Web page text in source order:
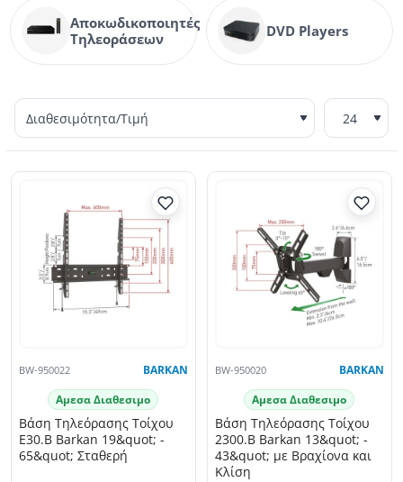
Αποκωδικοποιητές
Τηλεοράσεων
DVD Players
BW-950022 BARKAN
Αμεσα Διαθεσιμο
Βάση Τηλεόρασης Τοίχου
E30.B Barkan 19&quot; -
65&quot; Σταθερή
BW-950020 BARKAN
Αμεσα Διαθεσιμο
Βάση Τηλεόρασης Τοίχου
2300.B Barkan 13&quot; -
43&quot; με Βραχίονα και
Κλίση